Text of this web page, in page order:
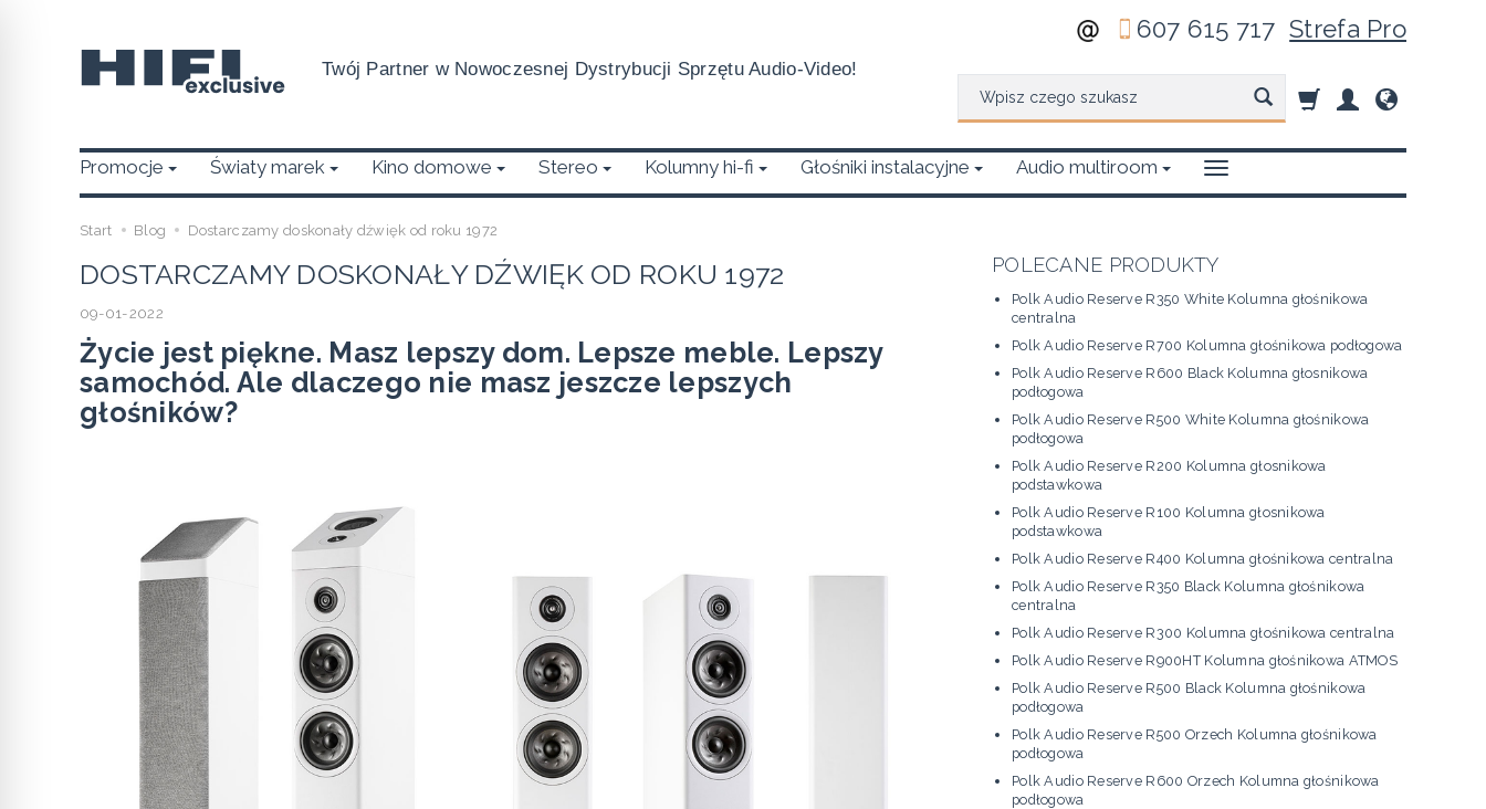
Twój Partner w Nowoczesnej Dystrybucji Sprzętu Audio-Video!
607 615 717Strefa Pro
Promocje Światy marek Kino domowe Stereo Kolumny hi-fi Głośniki instalacyjne Audio multiroom
Start Blog Dostarczamy doskonały dźwięk od roku 1972
DOSTARCZAMY DOSKONAŁY DŹWIĘK OD ROKU 1972
09-01-2022
Życie jest piękne. Masz lepszy dom. Lepsze meble. Lepszy
samochód. Ale dlaczego nie masz jeszcze lepszych
głośników?
POLECANE PRODUKTY
Polk Audio Reserve R350 White Kolumna głośnikowa
centralna
Polk Audio Reserve R700 Kolumna głośnikowa podłogowa
Polk Audio Reserve R600 Black Kolumna głosnikowa
podłogowa
Polk Audio Reserve R500 White Kolumna głośnikowa
podłogowa
Polk Audio Reserve R200 Kolumna głosnikowa
podstawkowa
Polk Audio Reserve R100 Kolumna głosnikowa
podstawkowa
Polk Audio Reserve R400 Kolumna głośnikowa centralna
Polk Audio Reserve R350 Black Kolumna głośnikowa
centralna
Polk Audio Reserve R300 Kolumna głośnikowa centralna
Polk Audio Reserve R900HT Kolumna głośnikowa ATMOS
Polk Audio Reserve R500 Black Kolumna głośnikowa
podłogowa
Polk Audio Reserve R500 Orzech Kolumna głośnikowa
podłogowa
Polk Audio Reserve R600 Orzech Kolumna głośnikowa
podłogowa